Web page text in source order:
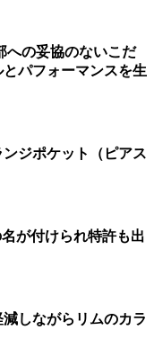
への妥協のないこだ
パフォーマンスを生
ジポケット（ピアス
が付けられ特許も出
しながらリムのカラ